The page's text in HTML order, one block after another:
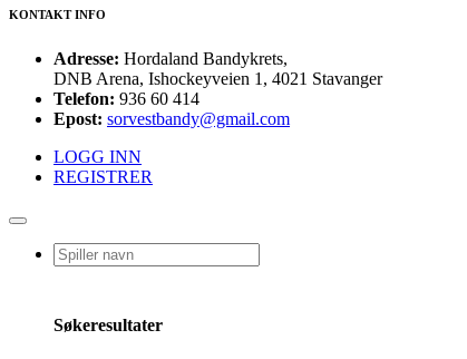
KONTAKT INFO
Adresse: Hordaland Bandykrets,
DNB Arena, Ishockeyveien 1, 4021 Stavanger
Telefon: 936 60 414
Epost: sorvestbandy@gmail.com
LOGG INN
REGISTRER
Søkeresultater